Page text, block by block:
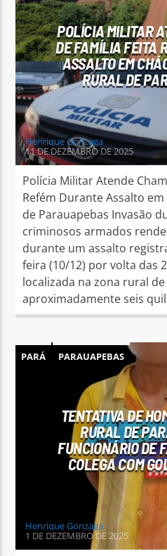
Arara Azul FM
POLÍCIA MILITAR
DE FAMÍLIA FEITA
ASSALTO EM
RURAL DE
Henrique Gonzaga
11 DE DEZEMBRO DE 2025
Polícia Militar Atende
Refém Durante Assalto
de Parauapebas Invasão
criminosos armados
durante um assalto
feira (10/12) por volta das
localizada na zona rural
aproximadamente seis
PARÁ PARAUAPEBAS
TENTATIVA DE
RURAL DE
FUNCIONÁRIO DE
COLEGA COM
Henrique Gonzaga
1 DE DEZEMBRO DE 2025